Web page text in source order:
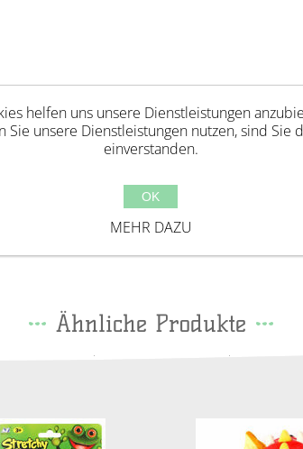
mit einem Tuch.Farbliche
aus Sicherheitsgründen alle
Hergestellt in China.
Ähnliche Produkte
helfen uns unsere Dienstleistungen
Sie unsere Dienstleistungen nutzen, sind Sie
einverstanden.
OK
MEHR DAZU